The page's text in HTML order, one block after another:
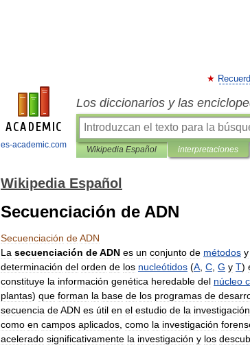
es-academic.com
Los diccionarios y las
Wikipedia Español interpretaciones
Wikipedia Español
Secuenciación de ADN
Secuenciación deADN
La secuenciación deADN es un conjunto de métodos y
determinación del orden de los nucleótidos (A C G y T)
constituye la información genética heredable del núcleo
plantas) que forman la base de los programas de
secuencia deADN es útil en el estudio de la investigación
como en campos aplicados como la investigación
acelerado significativamente la investigación y los